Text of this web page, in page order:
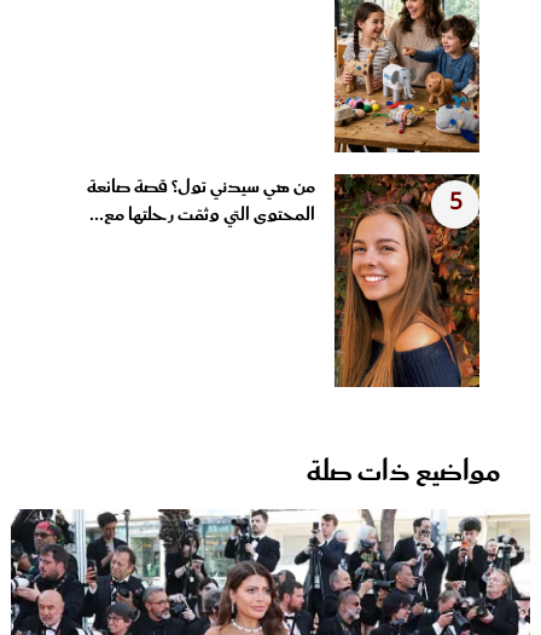
5
من هي سيدني تول؟ قصة صانعة
المحتوى التي وثقت رحلتها مع...
مواضيع ذات صلة